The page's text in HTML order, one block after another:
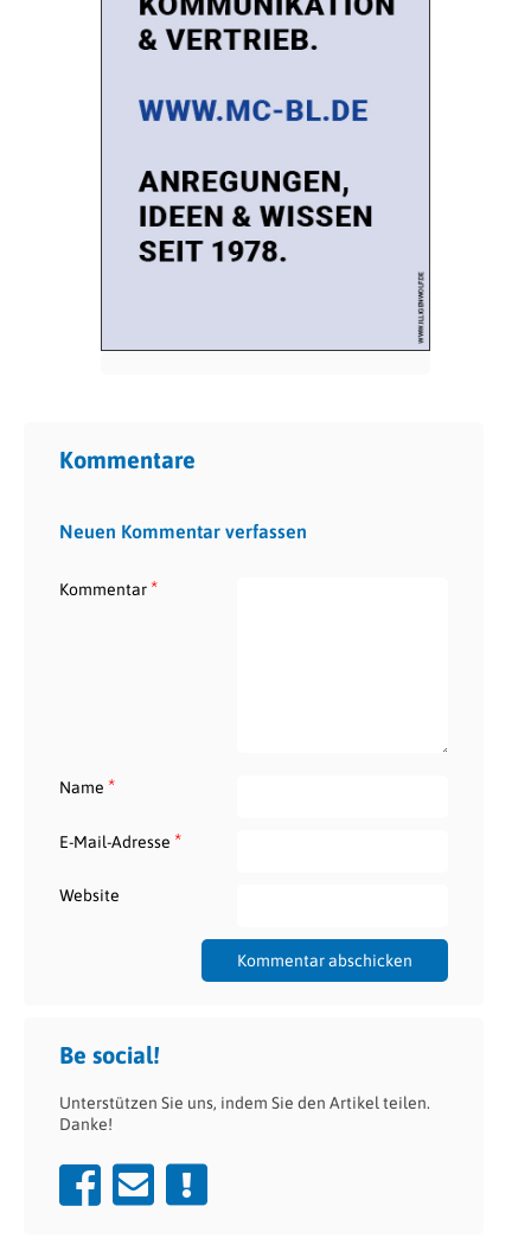
Kommentare
Neuen Kommentar verfassen
Kommentar*
Name *
E-Mail-Adresse *
Website
Be social!
Unterstützen Sie uns, indem Sie den Artikel teilen.
Danke!